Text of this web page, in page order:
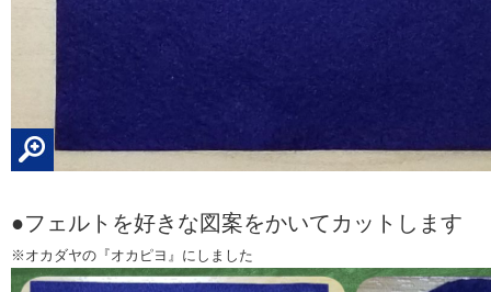
●フェルトを好きな図案をかいてカットします
※オカダヤの『オカピヨ』にしました